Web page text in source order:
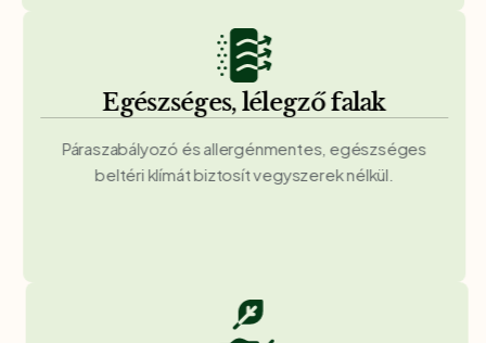
Egészséges, lélegző falak
Páraszabályozó és allergénmentes, egészséges
beltéri klímát biztosít vegyszerek nélkül.